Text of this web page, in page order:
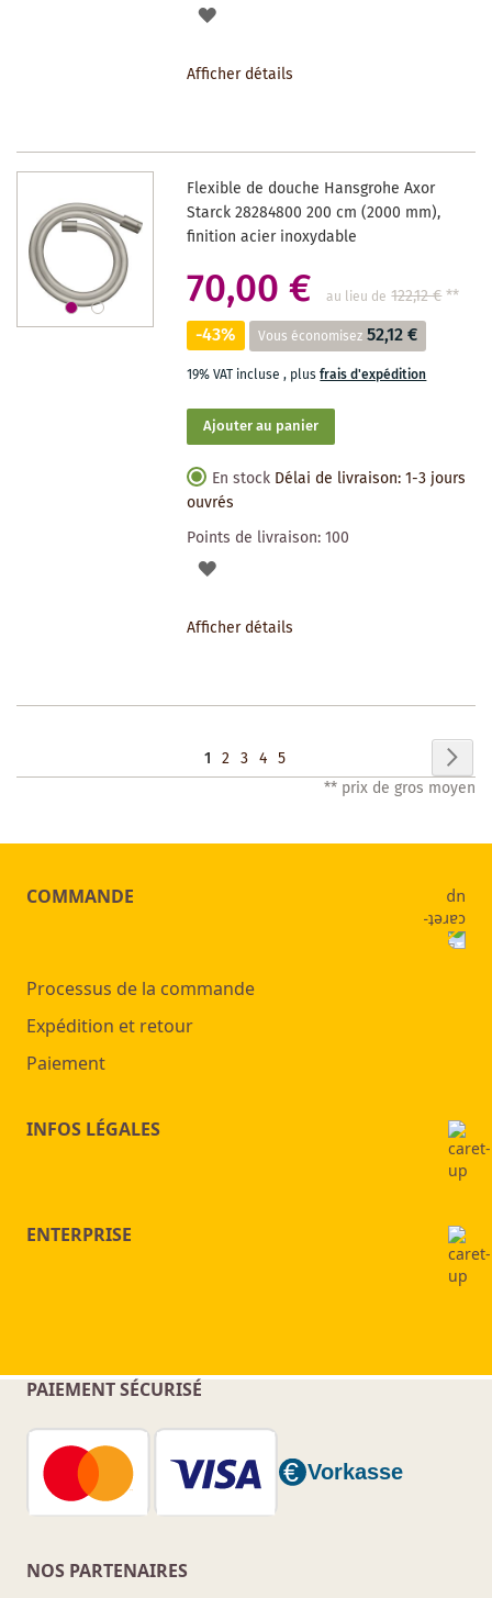
AJOUTER
SOUHAITS
Afficher détails
Flexible de douche Hansgrohe Axor
Starck 28284800 200 cm (2000 mm),
finition acier inoxydable
70,00 € au lieu de 122,12 €**
-43% Vous économisez 52,12 €
19% VAT incluse, plusfrais d'expédition
Ajouter au panier
En stock Délai de livraison: 1-3 jours
ouvrés
Points de livraison:100
AJOUTER
SOUHAITS
Afficher détails
Page
Vous
1 Page
2 Page
3 Page
4 Page
5
** prix de gros moyen
COMMANDE
Processus de la commande
Expédition et retour
Paiement
INFOS LÉGALES
ENTERPRISE
PAIEMENT SÉCURISÉ
NOS PARTENAIRES